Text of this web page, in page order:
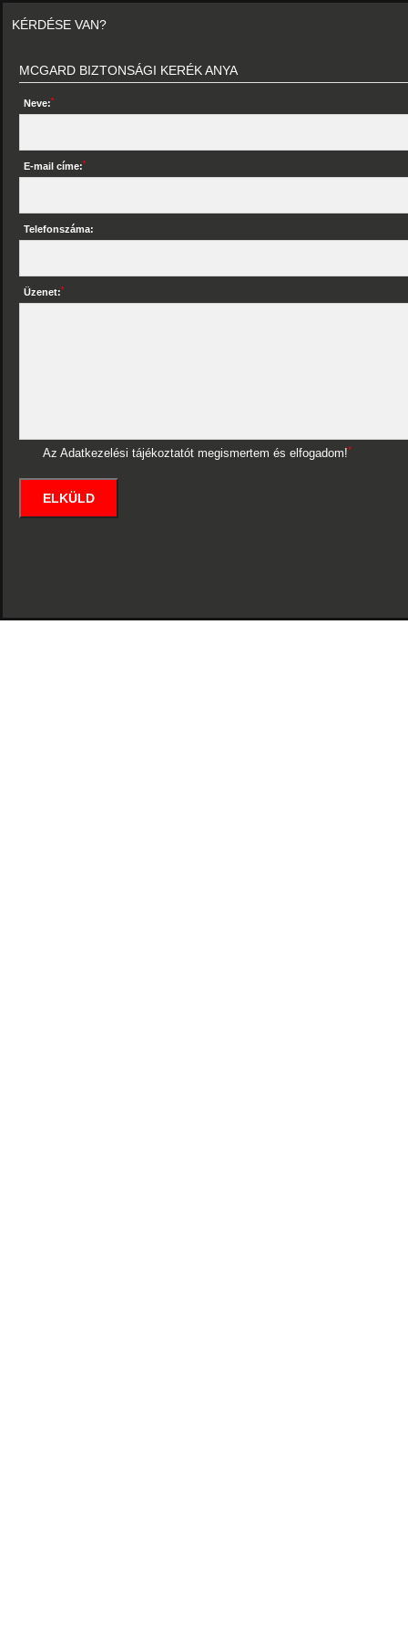
KÉRDÉSE VAN?
MCGARD BIZTONSÁGI KERÉK ANYA
Neve:*
E-mail címe:*
Telefonszáma:
Üzenet:*
Az Adatkezelési tájékoztatót megismertem és elfogadom!*